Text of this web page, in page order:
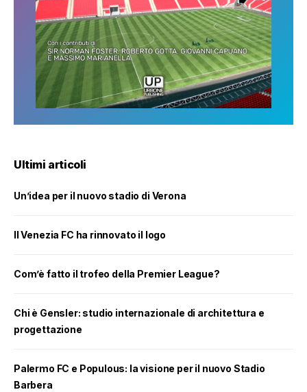
Ultimi articoli
Un’idea per il nuovo stadio di Verona
Il Venezia FC ha rinnovato il logo
Com’è fatto il trofeo della Premier League?
Chi è Gensler: studio internazionale di architettura e
progettazione
Palermo FC e Populous: la visione per il nuovo Stadio
Barbera